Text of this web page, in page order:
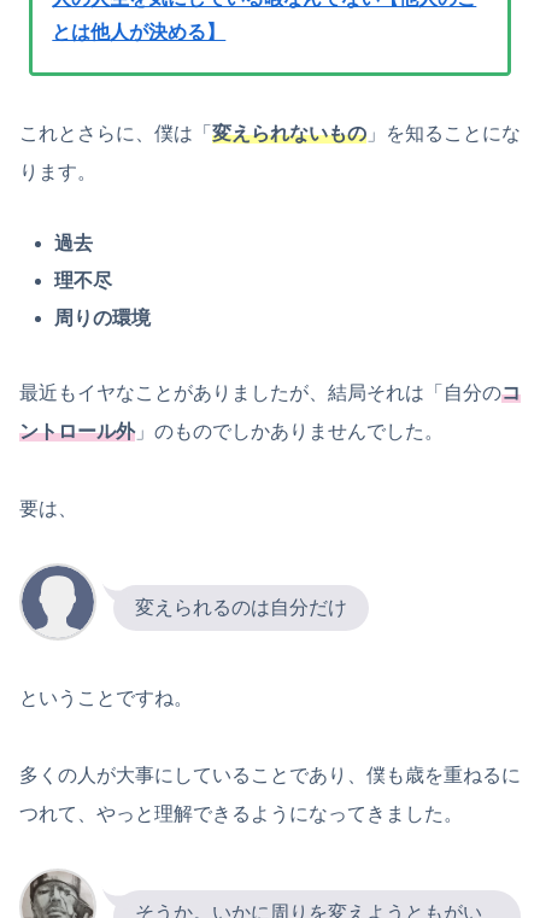
とは他人が決める】
これとさらに、僕は「 変えられないもの 」を知ることにな
ります。
過去
理不尽
周りの環境
最近もイヤなことがありましたが、結局それは「自分のコ
ントロール外」のものでしかありませんでした。
要は、
変えられるのは自分だけ
ということですね。
多くの人が大事にしていることであり、僕も歳を重ねるに
つれて、やっと理解できるようになってきました。
そうか。いかに周りを変えようともがい